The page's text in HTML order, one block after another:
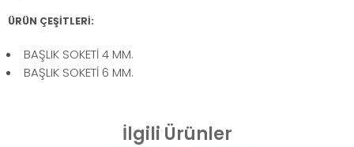
ÜRÜN ÇEŞİTLERİ:
BAŞLIK SOKETİ 4 MM.
BAŞLIK SOKETİ 6 MM.
İlgili Ürünler